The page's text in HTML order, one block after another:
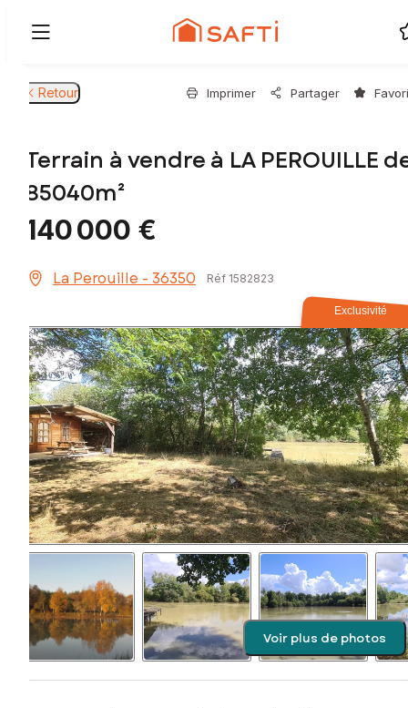
Retour Imprimer Partager
Terrain à vendre à LA PEROUILLE
85040m²
140 000 €
La Perouille - 36350 Réf 1582823
Exclusivité
Voir plus de photos